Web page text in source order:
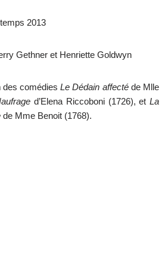
2013
Gethner et Henriette Goldwyn
des comédiesLe Dédain affectéde Mlle
d’Elena Riccoboni (1726), et La
de Mme Benoit (1768).